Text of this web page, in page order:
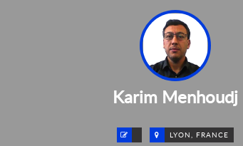
Karim Menhoudj
LYON, FRANCE